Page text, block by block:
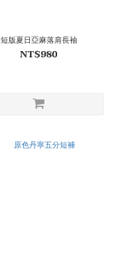
短版夏日亞麻落肩長袖
NT$980